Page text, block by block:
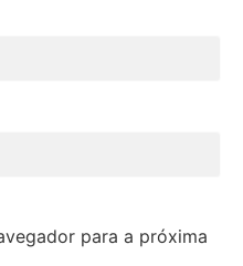
para a próxima